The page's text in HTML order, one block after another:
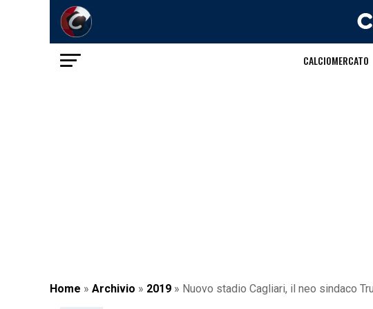
CALCIOMERCATO
Home » Archivio » 2019 » Nuovo stadio Cagliari, il neo sindaco